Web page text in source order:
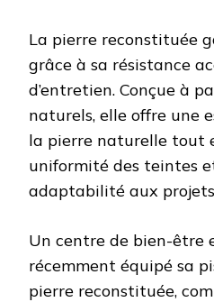
La pierre reconstituée
grâce à sa résistance
d’entretien. Conçue à
naturels, elle offre une
la pierre naturelle tout
uniformité des teintes
adaptabilité aux
Un centre de bien-être
récemment équipé sa
pierre reconstituée,